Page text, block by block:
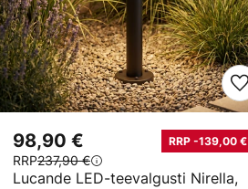
Lucande LED-teevalgusti Nirella,
98,90 € RRP -139,00 €
RRP237,90 €